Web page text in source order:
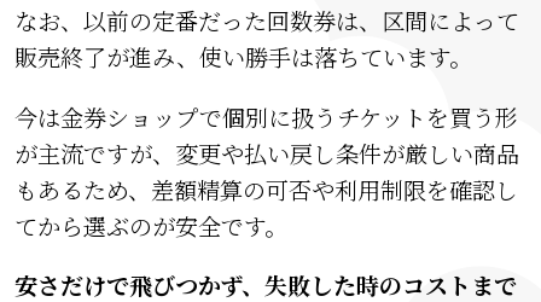
なお、以前の定番だった回数券は、区間によって
販売終了が進み、使い勝手は落ちています。
今は金券ショップで個別に扱うチケットを買う形
が主流ですが、変更や払い戻し条件が厳しい商品
もあるため、差額精算の可否や利用制限を確認し
てから選ぶのが安全です。
安さだけで飛びつかず、失敗した時のコストまで